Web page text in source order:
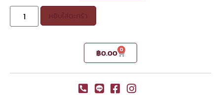
หยิบใส่ตะกร้า
฿0.00 0